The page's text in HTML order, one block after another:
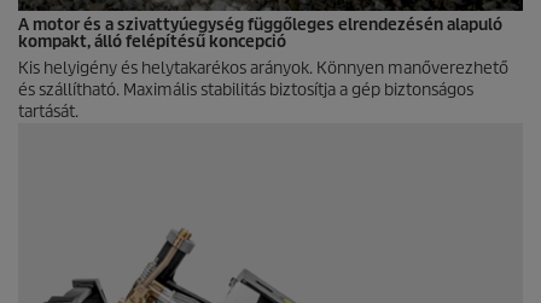
A motor és a szivattyúegység függőleges elrendezésén alapuló
kompakt, álló felépítésű koncepció
Kis helyigény és helytakarékos arányok. Könnyen manőverezhető
és szállítható. Maximális stabilitás biztosítja a gép biztonságos
tartását.